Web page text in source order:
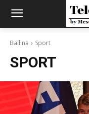
Ballina Sport
SPORT